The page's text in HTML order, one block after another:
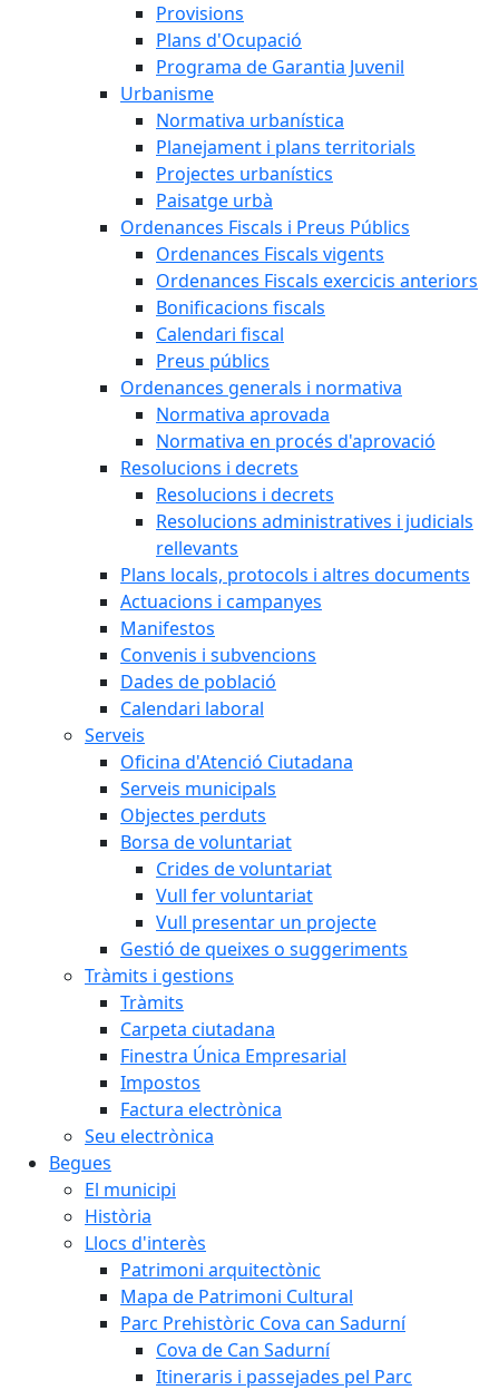
Provisions
Plans d'Ocupació
Programa de Garantia Juvenil
Urbanisme
Normativa urbanística
Planejament i plans territorials
Projectes urbanístics
Paisatge urbà
Ordenances Fiscals i Preus Públics
Ordenances Fiscals vigents
Ordenances Fiscals exercicis anteriors
Bonificacions fiscals
Calendari fiscal
Preus públics
Ordenances generals i normativa
Normativa aprovada
Normativa en procés d'aprovació
Resolucions i decrets
Resolucions i decrets
Resolucions administratives i judicials
rellevants
Plans locals, protocols i altres documents
Actuacions i campanyes
Manifestos
Convenis i subvencions
Dades de població
Calendari laboral
Serveis
Oficina d'Atenció Ciutadana
Serveis municipals
Objectes perduts
Borsa de voluntariat
Crides de voluntariat
Vull fer voluntariat
Vull presentar un projecte
Gestió de queixes o suggeriments
Tràmits i gestions
Tràmits
Carpeta ciutadana
Finestra Única Empresarial
Impostos
Factura electrònica
Seu electrònica
Begues
El municipi
Història
Llocs d'interès
Patrimoni arquitectònic
Mapa de Patrimoni Cultural
Parc Prehistòric Cova can Sadurní
Cova de Can Sadurní
Itineraris i passejades pel Parc